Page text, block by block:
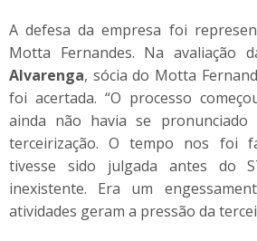
A defesa da empresa foi
Motta Fernandes. Na avaliação
Alvarenga, sócia do Motta
foi acertada. “O processo
ainda não havia se
terceirização. O tempo nos foi
tivesse sido julgada antes do
inexistente. Era um
atividades geram a pressão da